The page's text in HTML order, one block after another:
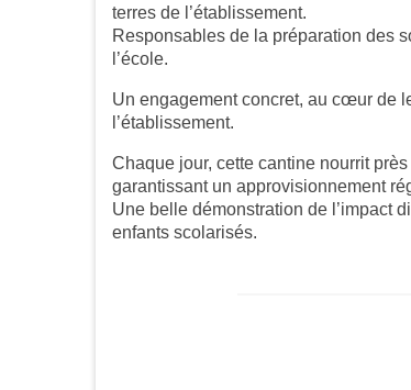
terres de l’établissement.
Responsables de la préparation des
l’école.
Un engagement concret, au cœur de
l’établissement.
Chaque jour, cette cantine nourrit
garantissant un approvisionnement
Une belle démonstration de l’impact
enfants scolarisés.